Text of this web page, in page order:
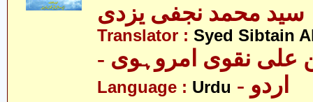
سید محمد نجفی یزدی
Translator : Syed Sibtain
علی نقوی امروہوی
Language : Urdu - اردو